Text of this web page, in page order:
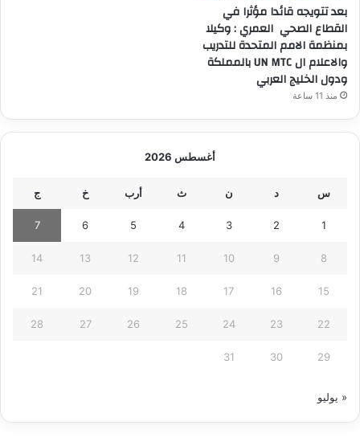
بعد تتويجه قائدا مؤثرا في
القطاع الصحي العمري : وكيلا
بمنظمة الامم المتحدة للتدريب
والاعلام ال UN MTC بالمملكة
ودول الخليج العربي
منذ 11 ساعة
أغسطس 2026
س د ن ث أرب خ ج
1
2
3
4
5
6
7
8
9
10
11
12
13
14
15
16
17
18
19
20
21
22
23
24
25
26
27
28
29
30
31
« يوليو